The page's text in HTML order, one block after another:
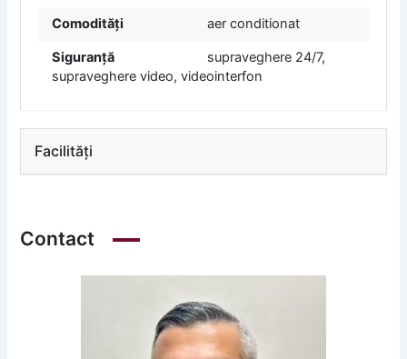
Comodități aer conditionat
Siguranță
supraveghere 24/7,
supraveghere video, videointerfon
Facilități
Contact